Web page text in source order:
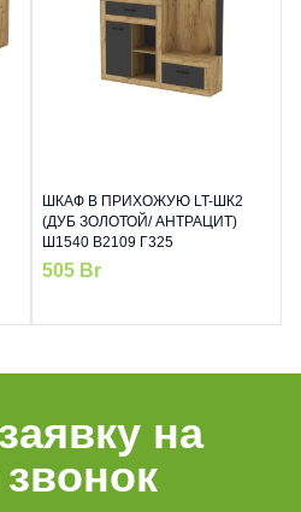
ШКАФ В ПРИХОЖУЮ LT-ШК2
(ДУБ ЗОЛОТОЙ/ АНТРАЦИТ)
Ш1540 В2109 Г325
505 Br
на